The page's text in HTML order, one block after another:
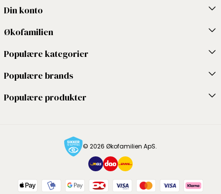
Din konto
Økofamilien
Populære kategorier
Populære brands
Populære produkter
© 2026 Økofamilien ApS.